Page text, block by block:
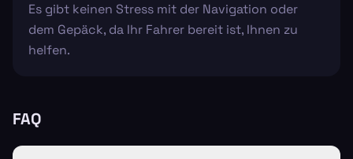
Es gibt keinen Stress mit der Navigation oder
dem Gepäck, da Ihr Fahrer bereit ist, Ihnen zu
helfen.
FAQ